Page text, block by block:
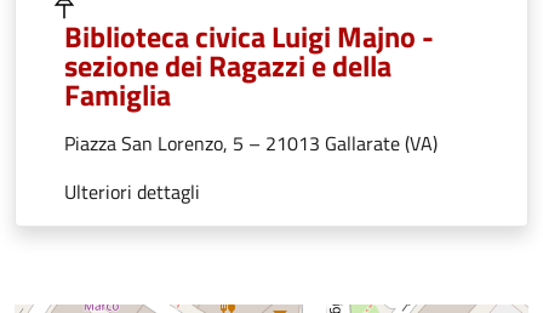
Biblioteca civica Luigi Majno -
sezione dei Ragazzi e della
Famiglia
Piazza San Lorenzo, 5 – 21013 Gallarate (VA)
Ulteriori dettagli